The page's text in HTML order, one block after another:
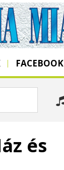
FACEBOOK
és